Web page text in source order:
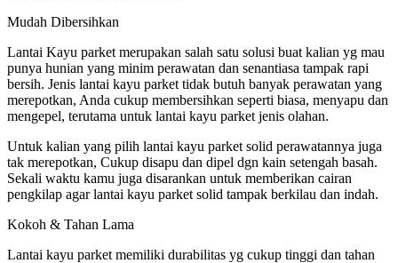
Mudah Dibersihkan
Lantai Kayu parket merupakan salah satu solusi buat kalian yg mau
punya hunian yang minim perawatan dan senantiasa tampak rapi
bersih. Jenis lantai kayu parket tidak butuh banyak perawatan yang
merepotkan, Anda cukup membersihkan seperti biasa, menyapu dan
mengepel, terutama untuk lantai kayu parket jenis olahan.
Untuk kalian yang pilih lantai kayu parket solid perawatannya juga
tak merepotkan, Cukup disapu dan dipel dgn kain setengah basah.
Sekali waktu kamu juga disarankan untuk memberikan cairan
pengkilap agar lantai kayu parket solid tampak berkilau dan indah.
Kokoh & Tahan Lama
Lantai kayu parket memiliki durabilitas yg cukup tinggi dan tahan